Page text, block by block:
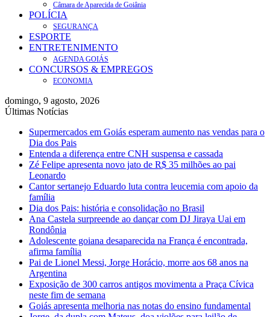
Câmara de Aparecida de Goiânia
POLÍCIA
SEGURANÇA
ESPORTE
ENTRETENIMENTO
AGENDA GOIÁS
CONCURSOS & EMPREGOS
ECONOMIA
domingo, 9 agosto, 2026
Últimas Notícias
Supermercados em Goiás esperam aumento nas vendas para o
Dia dos Pais
Entenda a diferença entre CNH suspensa e cassada
Zé Felipe apresenta novo jato de R$ 35 milhões ao pai
Leonardo
Cantor sertanejo Eduardo luta contra leucemia com apoio da
família
Dia dos Pais: história e consolidação no Brasil
Ana Castela surpreende ao dançar com DJ Jiraya Uai em
Rondônia
Adolescente goiana desaparecida na França é encontrada,
afirma família
Pai de Lionel Messi, Jorge Horácio, morre aos 68 anos na
Argentina
Exposição de 300 carros antigos movimenta a Praça Cívica
neste fim de semana
Goiás apresenta melhoria nas notas do ensino fundamental